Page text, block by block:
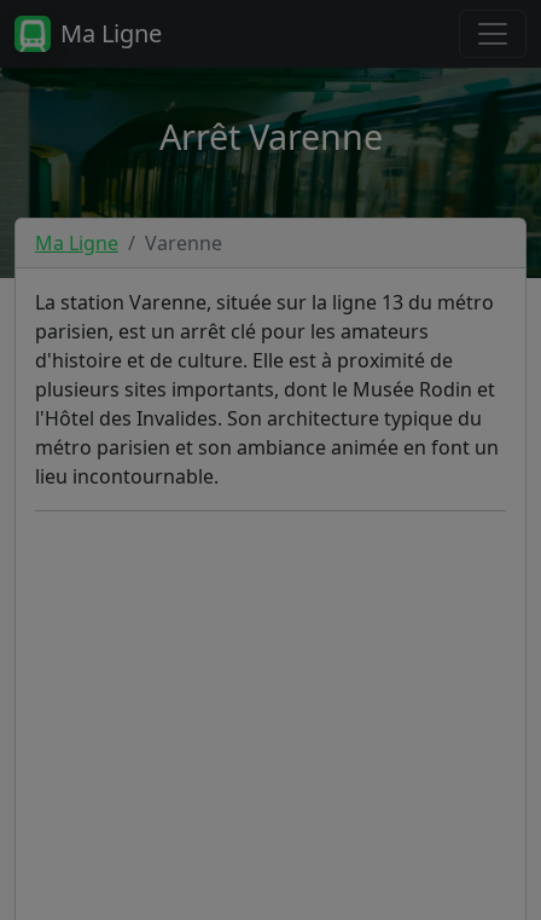
Ma Ligne
Arrêt Varenne
Ma Ligne Varenne
La station Varenne, située sur la ligne 13 du métro
parisien, est un arrêt clé pour les amateurs
d'histoire et de culture. Elle est à proximité de
plusieurs sites importants, dont le Musée Rodin et
l'Hôtel des Invalides. Son architecture typique du
métro parisien et son ambiance animée en font un
lieu incontournable.